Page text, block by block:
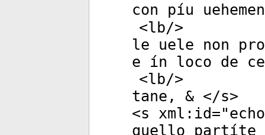
con píu
<lb/>
le uele non
e ín loco de
<lb/>
tane, & </s>
<s xml:id="
quello partíte